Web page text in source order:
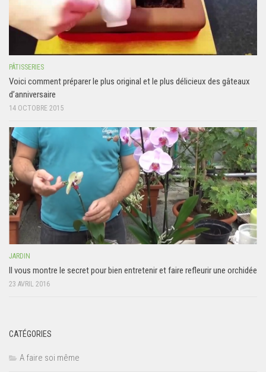
PÂTISSERIES
Voici comment préparer le plus original et le plus délicieux des gâteaux
d’anniversaire
14 OCTOBRE 2015
JARDIN
Il vous montre le secret pour bien entretenir et faire refleurir une orchidée
23 AVRIL 2016
CATÉGORIES
A faire soi même